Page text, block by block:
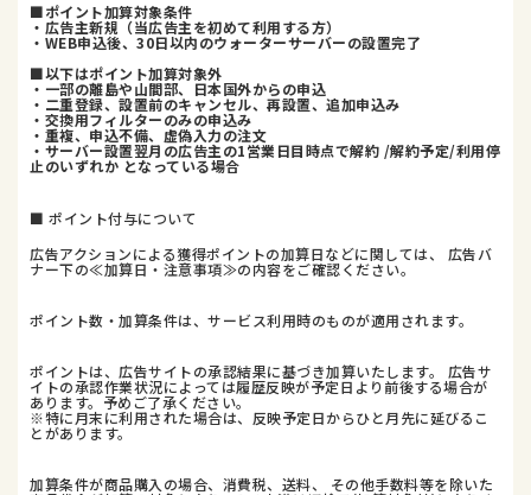
■ポイント加算対象条件
・広告主新規（当広告主を初めて利用する方）
・WEB申込後、30日以内のウォーターサーバーの設置完了
■以下はポイント加算対象外
・一部の離島や山間部、日本国外からの申込
・二重登録、設置前のキャンセル、再設置、追加申込み
・交換用フィルターのみの申込み
・重複、申込不備、虚偽入力の注文
・サーバー設置翌月の広告主の1営業日目時点で解約 /解約予定/利用停
止のいずれか となっている場合
■ ポイント付与について
広告アクションによる獲得ポイントの加算日などに関しては、 広告バ
ナー下の≪加算日・注意事項≫の内容をご確認ください。
ポイント数・加算条件は、サービス利用時のものが適用されます。
ポイントは、広告サイトの承認結果に基づき加算いたします。 広告サ
イトの承認作業状況によっては履歴反映が予定日より前後する場合が
あります。予めご了承ください。
※特に月末に利用された場合は、反映予定日からひと月先に延びるこ
とがあります。
加算条件が商品購入の場合、消費税、送料、 その他手数料等を除いた